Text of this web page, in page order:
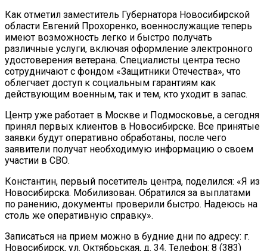
Как отметил заместитель Губернатора Новосибирской
области Евгений Прохоренко, военнослужащие теперь
имеют возможность легко и быстро получать
различные услуги, включая оформление электронного
удостоверения ветерана. Специалисты центра тесно
сотрудничают с фондом «Защитники Отечества», что
облегчает доступ к социальным гарантиям как
действующим военным, так и тем, кто уходит в запас.
Центр уже работает в Москве и Подмосковье, а сегодня
принял первых клиентов в Новосибирске. Все принятые
заявки будут оперативно обработаны, после чего
заявители получат необходимую информацию о своем
участии в СВО.
Константин, первый посетитель центра, поделился: «Я из
Новосибирска. Мобилизован. Обратился за выплатами
по ранению, документы проверили быстро. Надеюсь на
столь же оперативную справку».
Записаться на прием можно в будние дни по адресу: г.
Новосибирск, ул. Октябрьская, д. 34. Телефон: 8 (383)